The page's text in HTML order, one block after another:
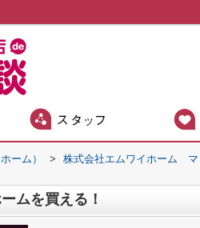
ーム） > 株式会社エムワイホーム マ
ムを買える！